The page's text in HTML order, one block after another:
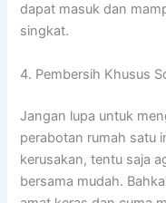
dapat masuk dan
singkat.
4. Pembersih Khusus
Jangan lupa untuk
perabotan rumah satu
kerusakan, tentu saja
bersama mudah.